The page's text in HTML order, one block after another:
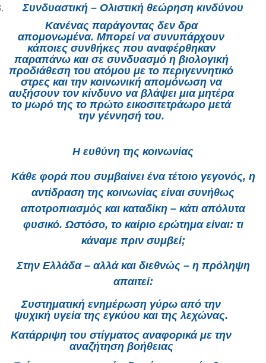
Συνδυαστική – Ολιστική θεώρηση κινδύνου
Κανένας παράγοντας δεν δρα
απομονωμένα. Μπορεί να συνυπάρχουν
κάποιες συνθήκες που αναφέρθηκαν
παραπάνω και σε συνδυασμό η βιολογική
προδιάθεση του ατόμου με το περιγεννητικό
στρες και την κοινωνική απομόνωση να
αυξήσουν τον κίνδυνο να βλάψει μια μητέρα
το μωρό της το πρώτο εικοσιτετράωρο μετά
την γέννησή του.
Η ευθύνη της κοινωνίας
Κάθε φορά που συμβαίνει ένα τέτοιο γεγονός, η
αντίδραση της κοινωνίας είναι συνήθως
αποτροπιασμός και καταδίκη – κάτι απόλυτα
φυσικό. Ωστόσο, το καίριο ερώτημα είναι: τι
κάναμε πριν συμβεί;
Στην Ελλάδα – αλλά και διεθνώς – η πρόληψη
απαιτεί:
Συστηματική ενημέρωση γύρω από την
ψυχική υγεία της εγκύου και της λεχώνας.
Κατάρριψη του στίγματος αναφορικά με την
αναζήτηση βοήθειας